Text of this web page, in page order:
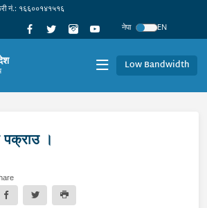
नं.: १६६००१४१५१६
नेपा
EN
Low Bandwidth
पक्राउ ।